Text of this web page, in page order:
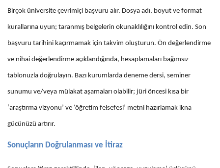
Birçok üniversite çevrimiçi başvuru alır. Dosya adı, boyut ve format
kurallarına uyun; taranmış belgelerin okunaklılığını kontrol edin. Son
başvuru tarihini kaçırmamak için takvim oluşturun. Ön değerlendirme
ve nihai değerlendirme açıklandığında, hesaplamaları bağımsız
tablonuzla doğrulayın. Bazı kurumlarda deneme dersi, seminer
sunumu ve/veya mülakat aşamaları olabilir; jüri öncesi kısa bir
‘araştırma vizyonu’ ve ‘öğretim felsefesi’ metni hazırlamak ikna
gücünüzü artırır.
Sonuçların Doğrulanması ve İtiraz